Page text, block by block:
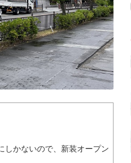
しかないので、新装オープン